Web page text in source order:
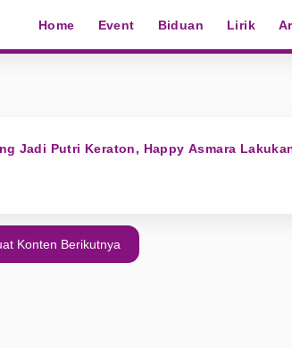
Home Event Biduan Lirik
Jadi Putri Keraton, Happy Asmara
Konten Berikutnya